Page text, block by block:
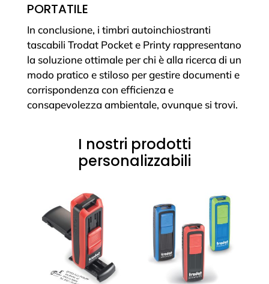
PORTATILE
In conclusione, i timbri autoinchiostranti
tascabili Trodat Pocket e Printy rappresentano
la soluzione ottimale per chi è alla ricerca di un
modo pratico e stiloso per gestire documenti e
corrispondenza con efficienza e
consapevolezza ambientale, ovunque si trovi.
I nostri prodotti
personalizzabili